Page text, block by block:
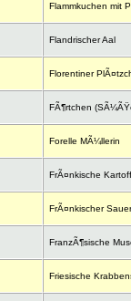
Flammkuchen mit
Flandrischer Aal
Florentiner
FÃ¶rtchen
Forelle MÃ¼llerin
FrÃ¤nkische
FrÃ¤nkischer
FranzÃ¶sische
Friesische